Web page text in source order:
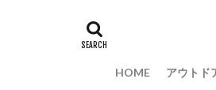
HOME アウトド